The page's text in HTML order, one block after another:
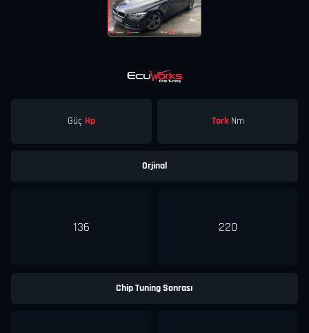
Güç Hp Tork Nm
Orjinal
136 220
Chip Tuning Sonrası